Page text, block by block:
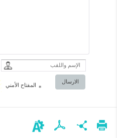
الارسال
*
المفتاح الأمني